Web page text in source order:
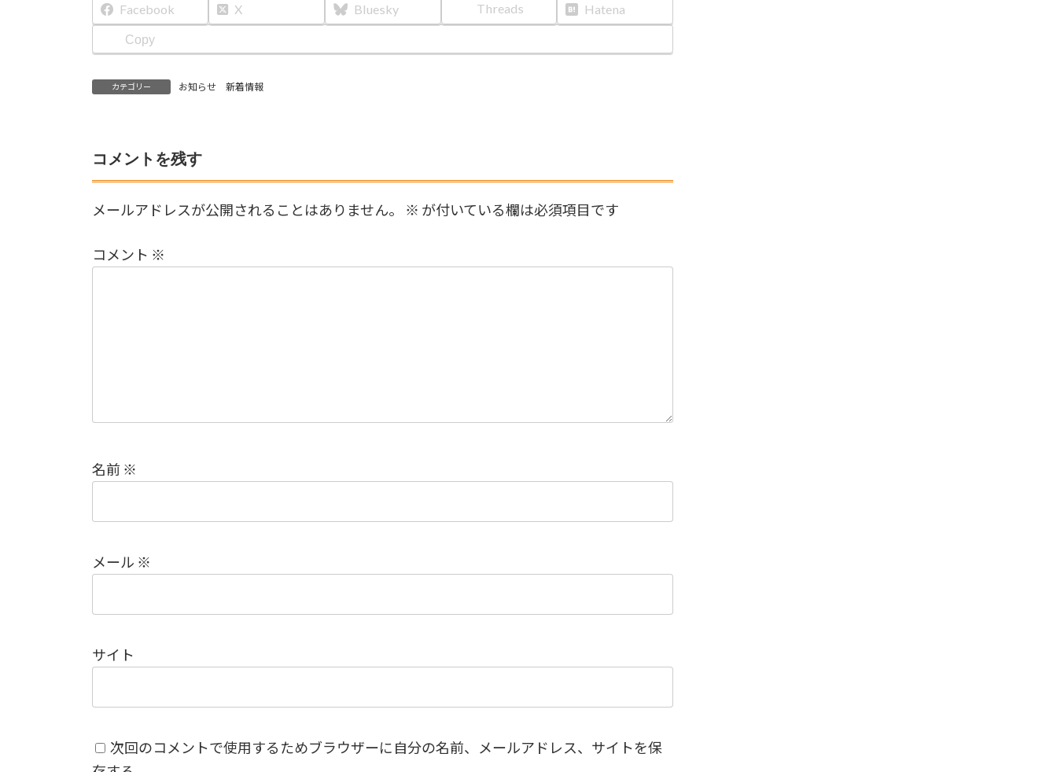
Facebook X Bluesky Threads Hatena
Copy
カテゴリー お知らせ 新着情報
コメントを残す
メールアドレスが公開されることはありません。 ※ が付いている欄は必須項目です
コメント ※
名前 ※
メール ※
サイト
次回のコメントで使用するためブラウザーに自分の名前、メールアドレス、サイトを保